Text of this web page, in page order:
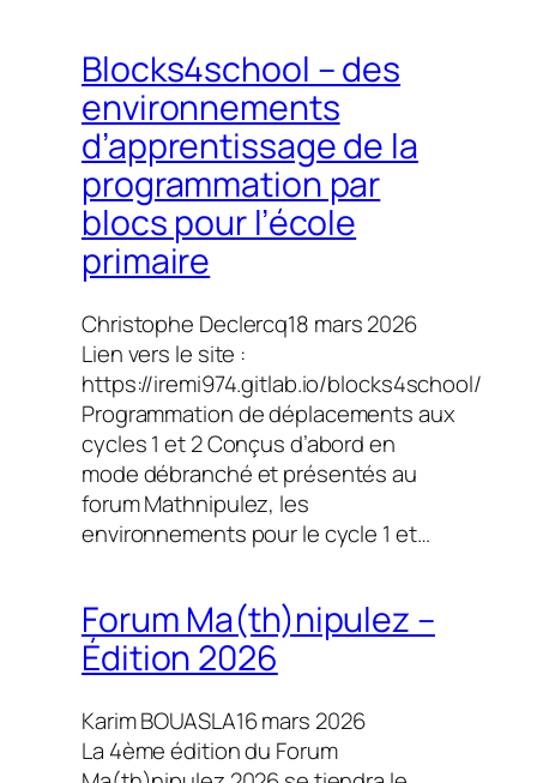
Blocks4school – des
environnements
d’apprentissage de la
programmation par
blocs pour l’école
primaire
Christophe Declercq18 mars 2026
Lien vers le site :
https://iremi974.gitlab.io/blocks4school/
Programmation de déplacements aux
cycles 1 et 2 Conçus d’abord en
mode débranché et présentés au
forum Mathnipulez, les
environnements pour le cycle 1 et…
Forum Ma(th)nipulez –
Édition 2026
Karim BOUASLA16 mars 2026
La 4ème édition du Forum